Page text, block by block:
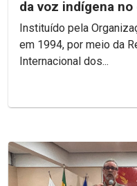
da voz indígena
Instituído pela
em 1994, por meio da
Internacional dos...